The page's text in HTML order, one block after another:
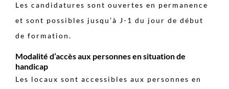
Les candidatures sont ouvertes en permanence
et sont possibles jusqu’à J-1 du jour de début
de formation.
Modalité d’accès aux personnes en situation de
handicap
Les locaux sont accessibles aux personnes en